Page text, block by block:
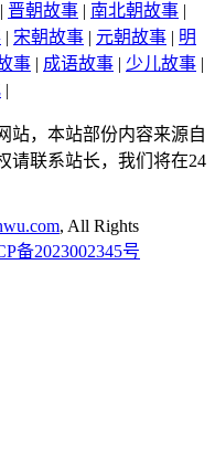
| 晋朝故事 | 南北朝故事 |
| 宋朝故事 | 元朝故事 | 明
事 | 成语故事 | 少儿故事 |
|
站，本站部份内容来源自
请联系站长，我们将在24
, All Rights
备2023002345号